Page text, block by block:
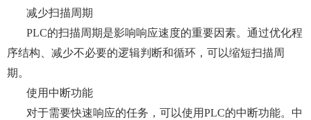
减少扫描周期
PLC的扫描周期是影响响应速度的重要因素。通过优化程
序结构、减少不必要的逻辑判断和循环，可以缩短扫描周
期。
使用中断功能
对于需要快速响应的任务，可以使用PLC的中断功能。中